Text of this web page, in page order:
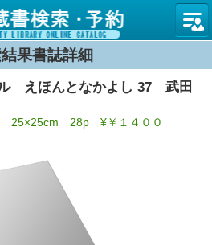
図書館
果書誌詳細
えほんとなかよし 37 武田
28p ¥￥１４００